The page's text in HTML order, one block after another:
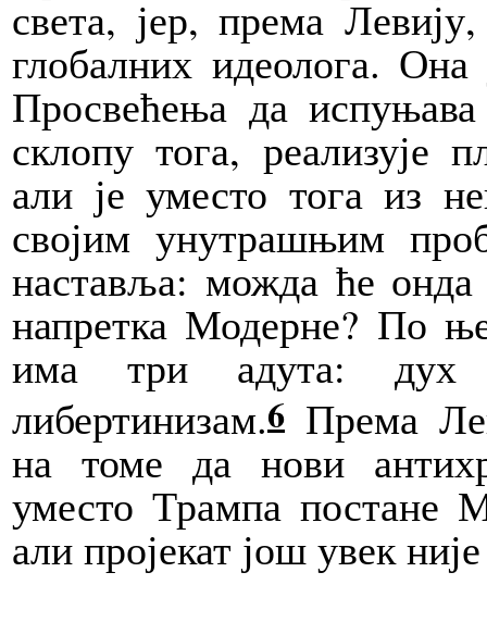
света, јер, према
глобалних идеолога. Она
Просвећења да
склопу тога, реализује
али је уместо тога из
својим унутрашњим
наставља: можда ће онда
напретка Модерне? По
има три адута: дух
либертинизам.6 Према
на томе да нови
уместо Трампа постане
али пројекат још увек